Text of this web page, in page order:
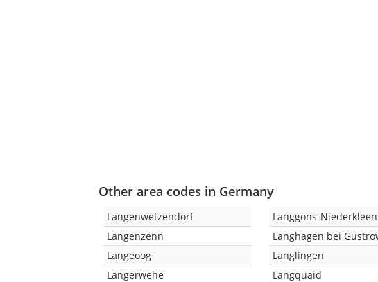
Other area codes in Germany
Langenwetzendorf
Langenzenn
Langeoog
Langerwehe
Langgons-Niederkleen
Langhagen bei
Langlingen
Langquaid